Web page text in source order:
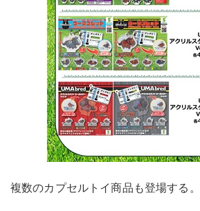
複数のカプセルトイ商品も登場する。